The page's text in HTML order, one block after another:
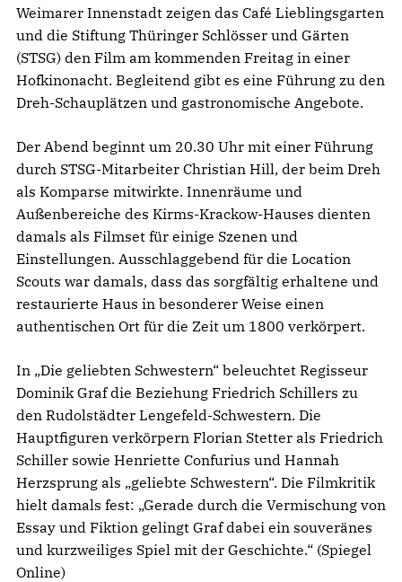
Weimarer Innenstadt zeigen das Café Lieblingsgarten
und die Stiftung Thüringer Schlösser und Gärten
(STSG) den Film am kommenden Freitag in einer
Hofkinonacht. Begleitend gibt es eine Führung zu den
Dreh-Schauplätzen und gastronomische Angebote.
Der Abend beginnt um 20.30 Uhr mit einer Führung
durch STSG-Mitarbeiter Christian Hill, der beim Dreh
als Komparse mitwirkte. Innenräume und
Außenbereiche des Kirms-Krackow-Hauses dienten
damals als Filmset für einige Szenen und
Einstellungen. Ausschlaggebend für die Location
Scouts war damals, dass das sorgfältig erhaltene und
restaurierte Haus in besonderer Weise einen
authentischen Ort für die Zeit um 1800 verkörpert.
In „Die geliebten Schwestern“ beleuchtet Regisseur
Dominik Graf die Beziehung Friedrich Schillers zu
den Rudolstädter Lengefeld-Schwestern. Die
Hauptfiguren verkörpern Florian Stetter als Friedrich
Schiller sowie Henriette Confurius und Hannah
Herzsprung als „geliebte Schwestern“. Die Filmkritik
hielt damals fest: „Gerade durch die Vermischung von
Essay und Fiktion gelingt Graf dabei ein souveränes
und kurzweiliges Spiel mit der Geschichte.“ (Spiegel
Online)